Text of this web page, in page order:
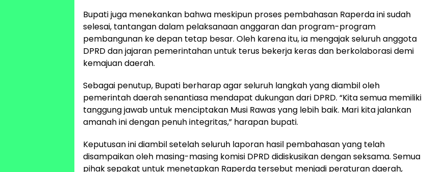
Bupati juga menekankan bahwa meskipun proses pembahasan Raperda ini sudah
selesai, tantangan dalam pelaksanaan anggaran dan program-program
pembangunan ke depan tetap besar. Oleh karena itu, ia mengajak seluruh anggota
DPRD dan jajaran pemerintahan untuk terus bekerja keras dan berkolaborasi demi
kemajuan daerah.
Sebagai penutup, Bupati berharap agar seluruh langkah yang diambil oleh
pemerintah daerah senantiasa mendapat dukungan dari DPRD. “Kita semua memiliki
tanggung jawab untuk menciptakan Musi Rawas yang lebih baik. Mari kita jalankan
amanah ini dengan penuh integritas,” harapan bupati.
Keputusan ini diambil setelah seluruh laporan hasil pembahasan yang telah
disampaikan oleh masing-masing komisi DPRD didiskusikan dengan seksama. Semua
pihak sepakat untuk menetapkan Raperda tersebut menjadi peraturan daerah,